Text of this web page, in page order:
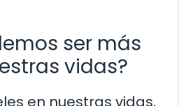
ser más
vidas?
en nuestras vidas,